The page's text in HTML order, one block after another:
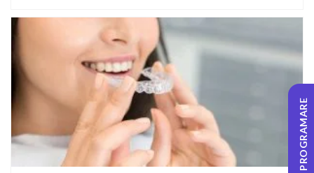
PROGRAMARE